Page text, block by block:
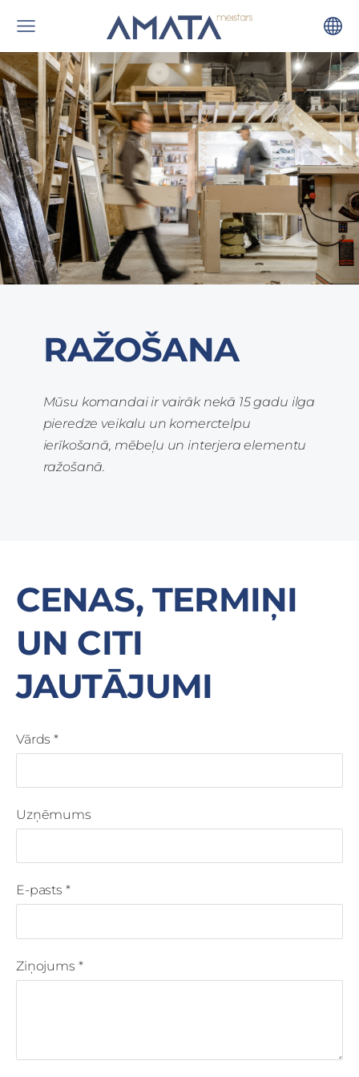
RAŽOŠANA
Mūsu komandai ir vairāk nekā 15 gadu ilga
pieredze veikalu un komerctelpu
ierīkošanā, mēbeļu un interjera elementu
ražošanā.
CENAS, TERMIŅI
UN CITI
JAUTĀJUMI
Vārds*
Uzņēmums
E-pasts *
Ziņojums *